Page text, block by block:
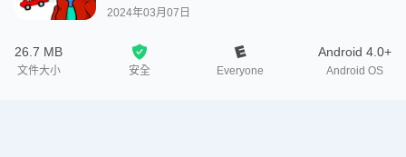
2024年03月07日
26.7 MB
文件大小 安全 Everyone
Android 4.0+
Android OS